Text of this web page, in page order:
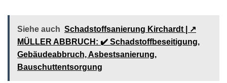
Siehe auch Schadstoffsanierung Kirchardt | ↗️
MÜLLER ABBRUCH: ✔️ Schadstoffbeseitigung,
Gebäudeabbruch, Asbestsanierung,
Bauschuttentsorgung